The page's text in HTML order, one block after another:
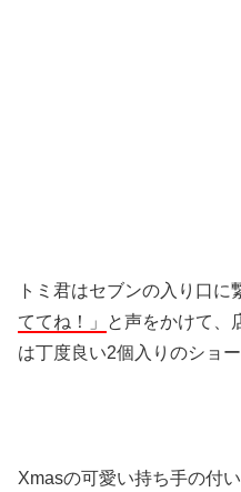
トミ君はセブンの入り口に
ててね！」
と声をかけて、
は丁度良い2個入りのショ
Xmasの可愛い持ち手の付